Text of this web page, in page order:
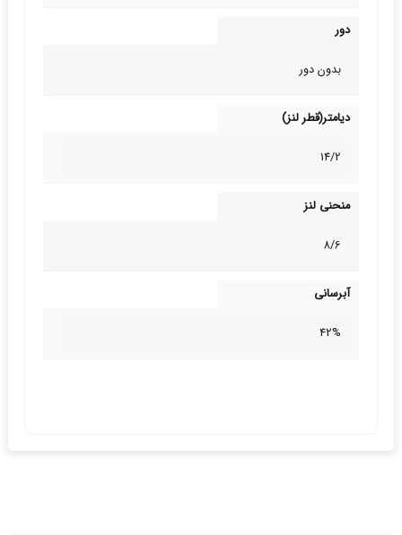
دور
بدون دور
دیامتر(قطر لنز)
14/2
منحنی لنز
8/6
آبرسانی
42%